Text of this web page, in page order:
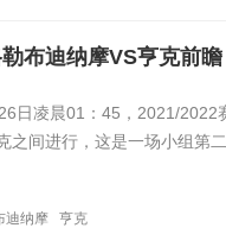
布迪纳摩VS亨克前
日凌晨01：45，2021/2022
之间进行，这是一场小组第
迪纳摩 亨克